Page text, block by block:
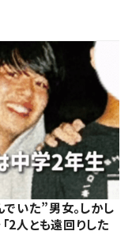
いた”男女。しかし
人とも遠回りした